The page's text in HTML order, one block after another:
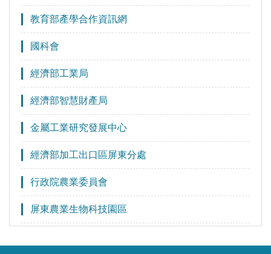
教育部產學合作資訊網
國科會
經濟部工業局
經濟部智慧財產局
金屬工業研究發展中心
經濟部加工出口區屏東分處
行政院農業委員會
屏東農業生物科技園區